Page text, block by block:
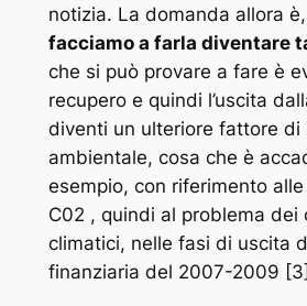
notizia. La domanda allora è,
facciamo a farla diventare
che si può provare a fare è
recupero e quindi l’uscita
diventi un ulteriore fattore di
ambientale, cosa che è
esempio, con riferimento
C02 , quindi al problema dei
climatici, nelle fasi di uscita
finanziaria del 2007-2009